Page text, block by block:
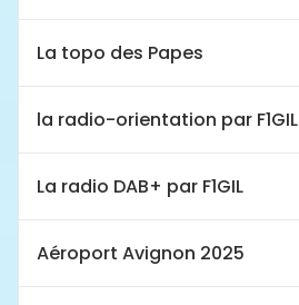
La topo des Papes
la radio-orientation par F1GIL
La radio DAB+ par F1GIL
Aéroport Avignon 2025